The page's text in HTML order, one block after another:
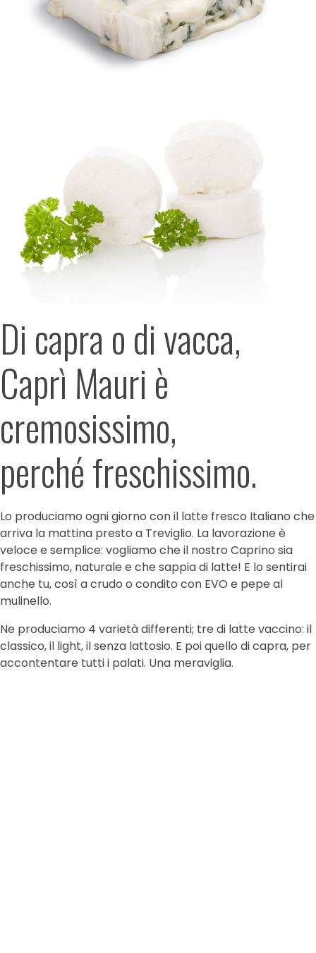
Di capra o di vacca,
Caprì Mauri è
cremosissimo,
perché freschissimo.
Lo produciamo ogni giorno con il latte fresco Italiano che
arriva la mattina presto a Treviglio. La lavorazione è
veloce e semplice: vogliamo che il nostro Caprino sia
freschissimo, naturale e che sappia di latte! E lo sentirai
anche tu, così a crudo o condito con EVO e pepe al
mulinello.
Ne produciamo 4 varietà differenti; tre di latte vaccino: il
classico, il light, il senza lattosio. E poi quello di capra, per
accontentare tutti i palati. Una meraviglia.